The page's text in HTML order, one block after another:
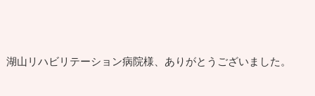
湖山リハビリテーション病院様、ありがとうございました。